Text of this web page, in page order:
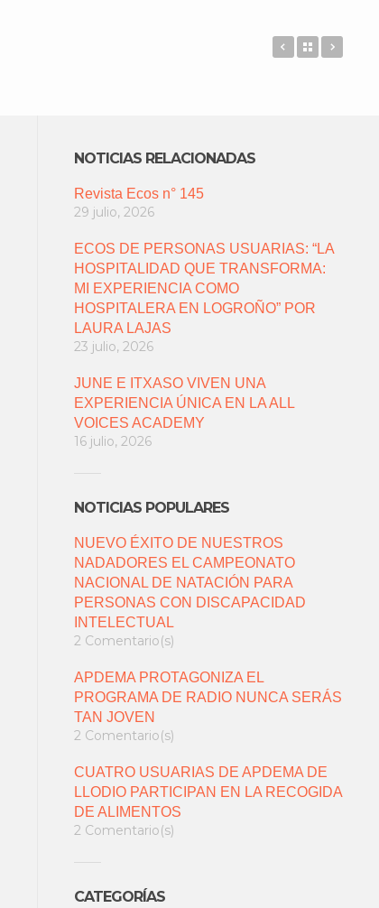
FIESTABack to
NOTICIAS RELACIONADAS
Revista Ecos n° 145
29 julio, 2026
ECOS DE PERSONAS USUARIAS: “LA
HOSPITALIDAD QUE TRANSFORMA:
MI EXPERIENCIA COMO
HOSPITALERA EN LOGROÑO” POR
LAURA LAJAS
23 julio, 2026
JUNE E ITXASO VIVEN UNA
EXPERIENCIA ÚNICA EN LA ALL
VOICES ACADEMY
16 julio, 2026
NOTICIAS POPULARES
NUEVO ÉXITO DE NUESTROS
NADADORES EL CAMPEONATO
NACIONAL DE NATACIÓN PARA
PERSONAS CON DISCAPACIDAD
INTELECTUAL
2 Comentario(s)
APDEMA PROTAGONIZA EL
PROGRAMA DE RADIO NUNCA SERÁS
TAN JOVEN
2 Comentario(s)
CUATRO USUARIAS DE APDEMA DE
LLODIO PARTICIPAN EN LA RECOGIDA
DE ALIMENTOS
2 Comentario(s)
CATEGORÍAS